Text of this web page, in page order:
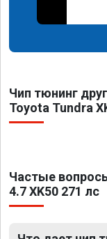
Чип тюнинг
Toyota Tundra
Частые
4.7 XK50 271 лс